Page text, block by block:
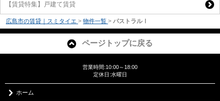
【賃貸特集】戸建て賃貸
広島市の賃貸｜スミタイエ > 物件一覧 > パストラルⅠ
ページトップに戻る
営業時間:10:00～18:00
定休日:水曜日
ホーム